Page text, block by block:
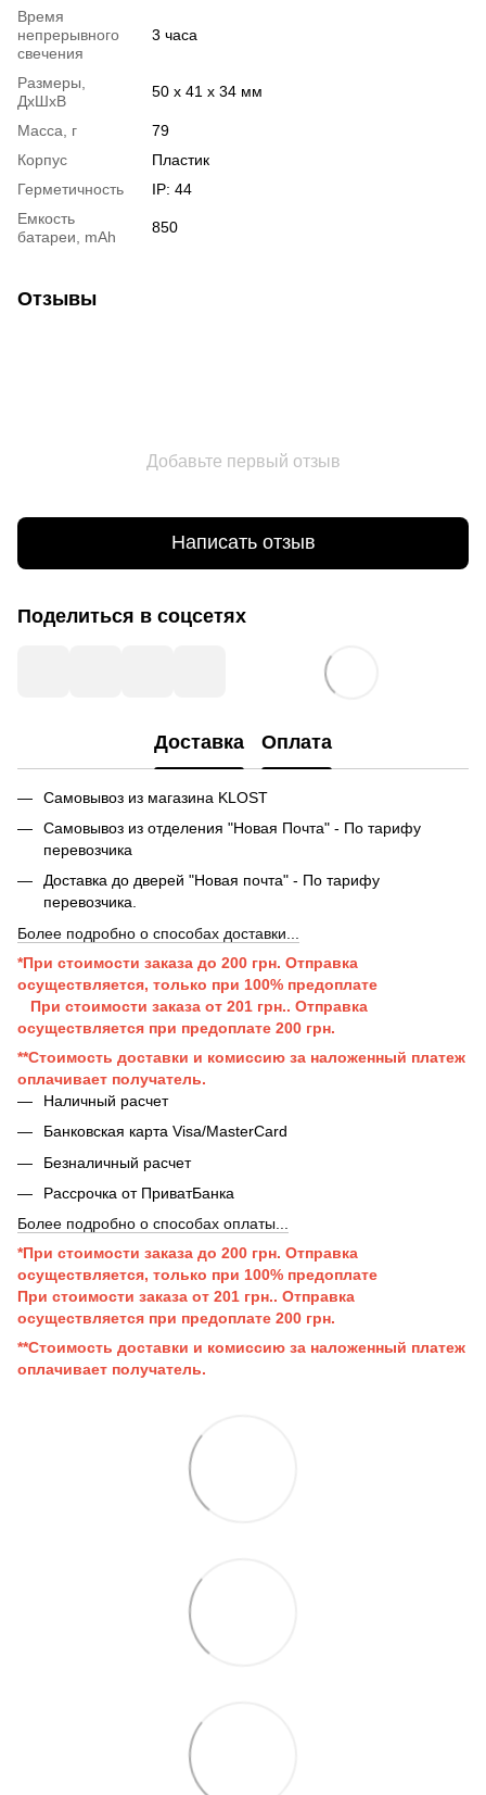
Время
непрерывного
свечения
3 часа
Размеры,
ДхШхВ
50 х 41 х 34 мм
Масса, г
79
Корпус
Пластик
Герметичность
IP: 44
Емкость
батареи, mAh
850
Отзывы
Добавьте первый отзыв
Написать отзыв
Поделиться в соцсетях
Доставка Оплата
Самовывоз из магазина KLOST
Самовывоз из отделения "Новая Почта" - По тарифу
перевозчика
Доставка до дверей "Новая почта" - По тарифу
перевозчика.
Более подробно о способах доставки...
*При стоимости заказа до 200 грн. Отправка
осуществляется, только при 100% предоплате
При стоимости заказа от 201 грн.. Отправка
осуществляется при предоплате 200 грн.
**Стоимость доставки и комиссию за наложенный платеж
оплачивает получатель.
Наличный расчет
Банковская карта Visa/MasterCard
Безналичный расчет
Рассрочка от ПриватБанка
Более подробно о способах оплаты...
*При стоимости заказа до 200 грн. Отправка
осуществляется, только при 100% предоплате
При стоимости заказа от 201 грн.. Отправка
осуществляется при предоплате 200 грн.
**Стоимость доставки и комиссию за наложенный платеж
оплачивает получатель.